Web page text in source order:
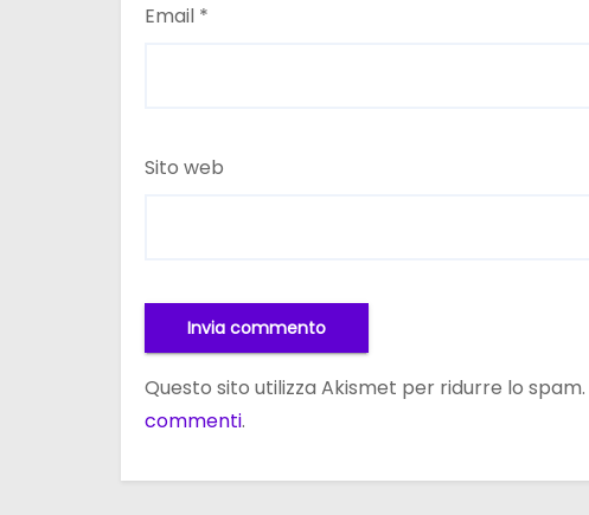
Email *
Sito web
Questo sito utilizza Akismet per ridurre lo spam.
commenti.